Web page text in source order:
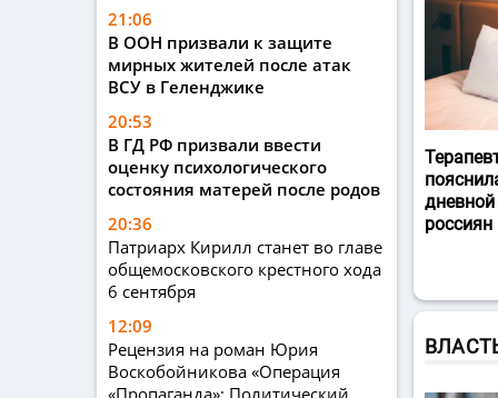
21:06
В ООН призвали к защите
мирных жителей после атак
ВСУ в Геленджике
20:53
В ГД РФ призвали ввести
оценку психологического
состояния матерей после родов
20:36
Патриарх Кирилл станет во главе
общемосковского крестного хода
6 сентября
12:09
Рецензия на роман Юрия
Воскобойникова «Операция
дневной
россиян